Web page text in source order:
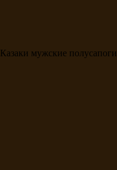
Казаки мужские полусапоги